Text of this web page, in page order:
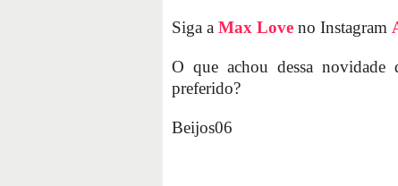
Siga a Max Love no Instagram
O que achou dessa
preferido?
Beijos06